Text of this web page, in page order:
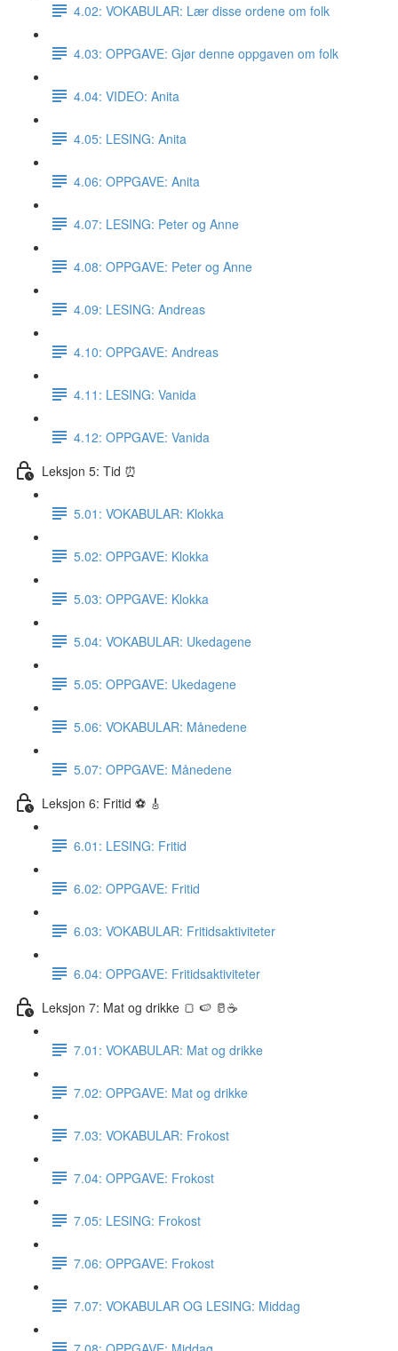
4.02: VOKABULAR: Lær disse ordene om folk
4.03: OPPGAVE: Gjør denne oppgaven om folk
4.04: VIDEO: Anita
4.05: LESING: Anita
4.06: OPPGAVE: Anita
4.07: LESING: Peter og Anne
4.08: OPPGAVE: Peter og Anne
4.09: LESING: Andreas
4.10: OPPGAVE: Andreas
4.11: LESING: Vanida
4.12: OPPGAVE: Vanida
Leksjon 5: Tid ⏰
5.01: VOKABULAR: Klokka
5.02: OPPGAVE: Klokka
5.03: OPPGAVE: Klokka
5.04: VOKABULAR: Ukedagene
5.05: OPPGAVE: Ukedagene
5.06: VOKABULAR: Månedene
5.07: OPPGAVE: Månedene
Leksjon 6: Fritid ⚽️ 🎸
6.01: LESING: Fritid
6.02: OPPGAVE: Fritid
6.03: VOKABULAR: Fritidsaktiviteter
6.04: OPPGAVE: Fritidsaktiviteter
Leksjon 7: Mat og drikke 🍞 🍉 🥛☕️
7.01: VOKABULAR: Mat og drikke
7.02: OPPGAVE: Mat og drikke
7.03: VOKABULAR: Frokost
7.04: OPPGAVE: Frokost
7.05: LESING: Frokost
7.06: OPPGAVE: Frokost
7.07: VOKABULAR OG LESING: Middag